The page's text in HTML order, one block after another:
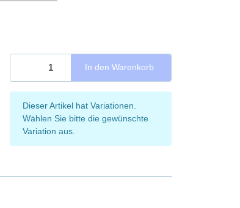
In den Warenkorb
x
Dieser Artikel hat Variationen.
Wählen Sie bitte die gewünschte
Variation aus.